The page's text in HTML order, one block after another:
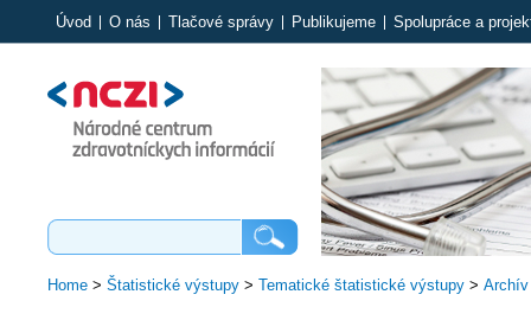
Úvod O nás Tlačové správy Publikujeme Spolupráce a
Home> Štatistické výstupy> Tematické štatistické výstupy> Archív